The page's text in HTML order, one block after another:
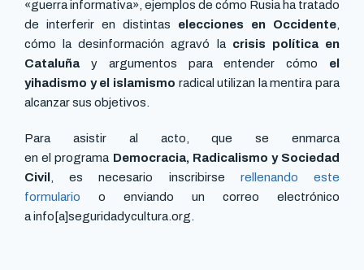
«guerra informativa», ejemplos de cómo Rusia ha tratado
de interferir en distintas elecciones en Occidente,
cómo la desinformación agravó la crisis política en
Cataluña y argumentos para entender cómo el
yihadismo y el islamismo radical utilizan la mentira para
alcanzar sus objetivos.
Para asistir al acto, que se enmarca
en el programa Democracia, Radicalismo y Sociedad
Civil , es necesario inscribirse rellenando este
formulario o enviando un correo electrónico
a info[a]seguridadycultura.org.